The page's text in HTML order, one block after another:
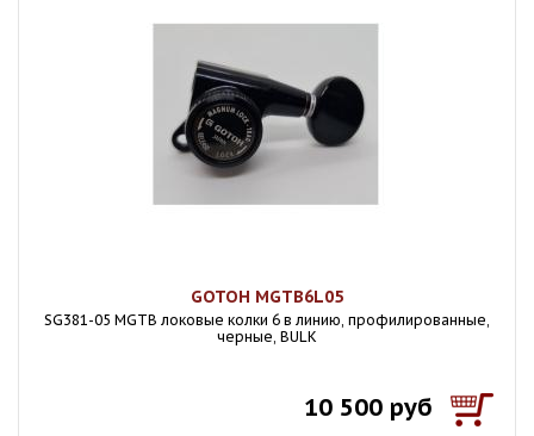
GOTOH MGTB6L05
SG381-05 MGTB локовые колки 6 в линию, профилированные,
черные, BULK
10 500 руб